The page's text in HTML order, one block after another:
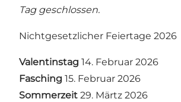
Tag geschlossen.
Nichtgesetzlicher Feiertage 2026
Valentinstag 14. Februar 2026
Fasching 15. Februar 2026
Sommerzeit 29. Märtz 2026